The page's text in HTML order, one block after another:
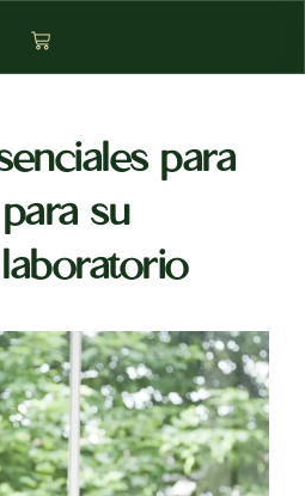
para
su